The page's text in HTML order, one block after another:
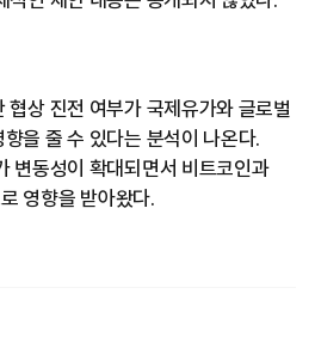
협상 진전 여부가 국제유가와 글로벌
을 줄 수 있다는 분석이 나온다.
변동성이 확대되면서 비트코인과
영향을 받아왔다.